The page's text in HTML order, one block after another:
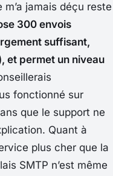
jamais déçu reste
300 envois
suffisant,
et permet un niveau
fonctionné sur
que le support ne
Quant à
plus cher que la
SMTP n’est même